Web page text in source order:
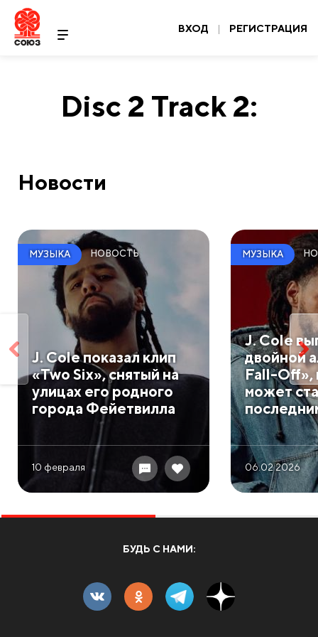
ВХОД | РЕГИСТРАЦИЯ
Disc 2 Track 2:
Новости
МУЗЫКА НОВОСТЬ
J. Cole показал клип
«Two Six», снятый на
улицах его родного
города Фейетвилла
10 февраля
МУЗЫКА
J. Cole
двойной
Fall-Off»,
может
06.02 2026
БУДЬ С НАМИ: